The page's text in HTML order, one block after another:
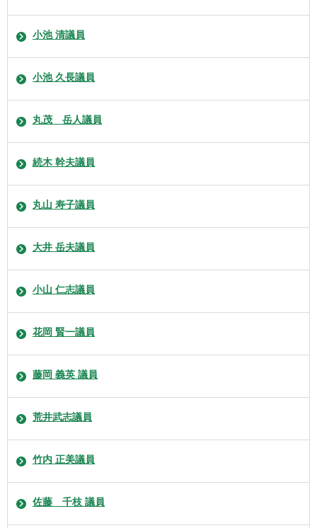
小池 清議員
小池 久長議員
丸茂 岳人議員
続木 幹夫議員
丸山 寿子議員
大井 岳夫議員
小山 仁志議員
花岡 賢一議員
藤岡 義英 議員
荒井武志議員
竹内 正美議員
佐藤 千枝 議員